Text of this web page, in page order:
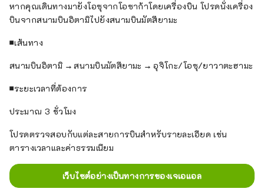
หากคุณเดินทางมายังโอซุจากโอซาก้าโดยเครื่องบิน โปรดนั่งเครื่อง
บินจากสนามบินอิตามิไปยังสนามบินมัตสึยามะ
■เส้นทาง
สนามบินอิตามิ → สนามบินมัตสึยามะ → อุจิโกะ/โอซุ/ยาวาตะฮามะ
■ระยะเวลาที่ต้องการ
ประมาณ 3 ชั่วโมง
โปรดตรวจสอบกับแต่ละสายการบินสำหรับรายละเอียด เช่น
ตารางเวลาและค่าธรรมเนียม
เว็บไซต์อย่างเป็นทางการของเจเอแอล